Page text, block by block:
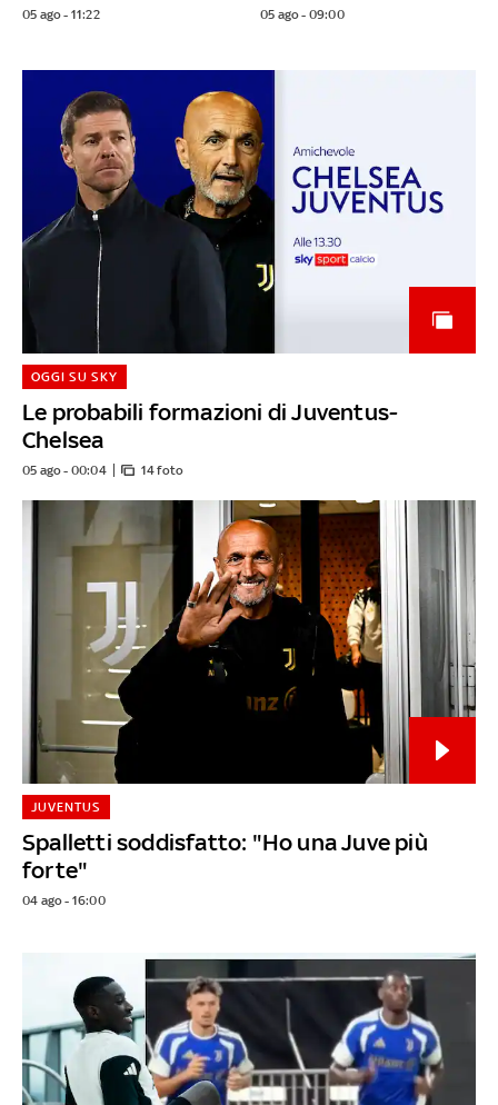
05 ago - 11:22 05 ago - 09:00
Le probabili formazioni di Juventus-
Chelsea
OGGI SU SKY
05 ago - 00:04 14 foto
Spalletti soddisfatto: "Ho una Juve più
forte"
JUVENTUS
04 ago - 16:00